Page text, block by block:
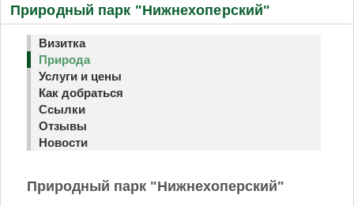
Природный парк "Нижнехоперский"
Визитка
Природа
Услуги и цены
Как добраться
Ссылки
Отзывы
Новости
Природный парк "Нижнехоперский"